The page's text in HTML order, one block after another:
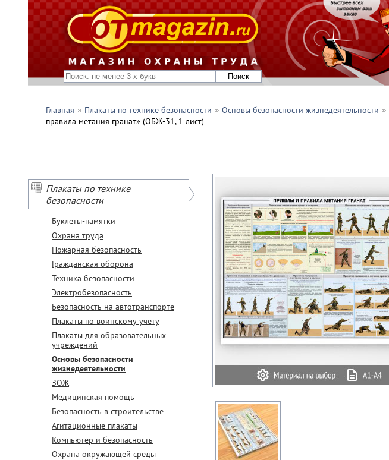
Главная Плакаты по технике безопасности Основы безопасности жизнедеятельности
правила метания гранат» (ОБЖ-31, 1 лист)
Плакаты по технике
безопасности
Буклеты-памятки
Охрана труда
Пожарная безопасность
Гражданская оборона
Техника безопасности
Электробезопасность
Безопасность на автотранспорте
Плакаты по воинскому учету
Плакаты для образовательных
учреждений
Основы безопасности
жизнедеятельности
ЗОЖ
Медицинская помощь
Безопасность в строительстве
Агитационные плакаты
Компьютер и безопасность
Охрана окружающей среды